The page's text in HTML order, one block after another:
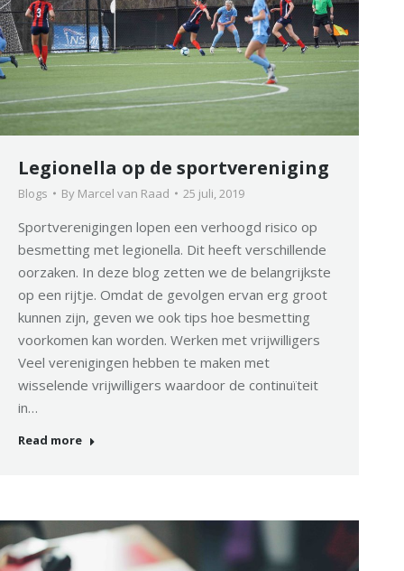
Legionella op de sportvereniging
Blogs By Marcel van Raad 25 juli, 2019
Sportverenigingen lopen een verhoogd risico op
besmetting met legionella. Dit heeft verschillende
oorzaken. In deze blog zetten we de belangrijkste
op een rijtje. Omdat de gevolgen ervan erg groot
kunnen zijn, geven we ook tips hoe besmetting
voorkomen kan worden. Werken met vrijwilligers
Veel verenigingen hebben te maken met
wisselende vrijwilligers waardoor de continuïteit
in…
Read more